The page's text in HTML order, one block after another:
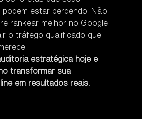
estar perdendo. Não
rankear melhor no Google
o tráfego qualificado que
estratégica hoje e
transformar sua
em resultados reais.